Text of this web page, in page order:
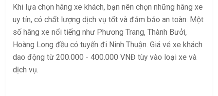
Khi lựa chọn hãng xe khách, bạn nên chọn những hãng xe
uy tín, có chất lượng dịch vụ tốt và đảm bảo an toàn. Một
số hãng xe nổi tiếng như Phương Trang, Thành Bưởi,
Hoàng Long đều có tuyến đi Ninh Thuận. Giá vé xe khách
dao động từ 200.000 - 400.000 VNĐ tùy vào loại xe và
dịch vụ.